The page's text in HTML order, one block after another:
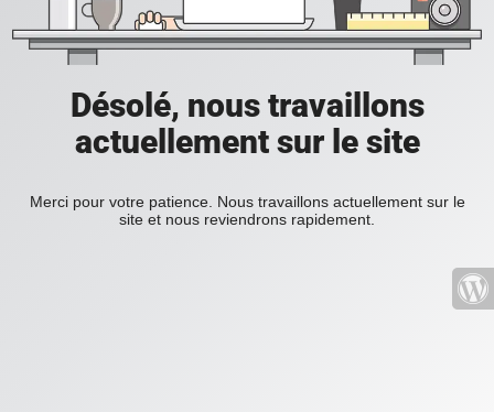
Désolé, nous travaillons
actuellement sur le site
Merci pour votre patience. Nous travaillons actuellement sur le
site et nous reviendrons rapidement.